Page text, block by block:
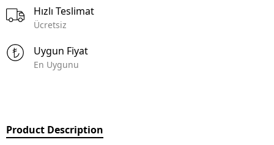
Hızlı Teslimat
Ücretsiz
Uygun Fiyat
En Uygunu
Product Description